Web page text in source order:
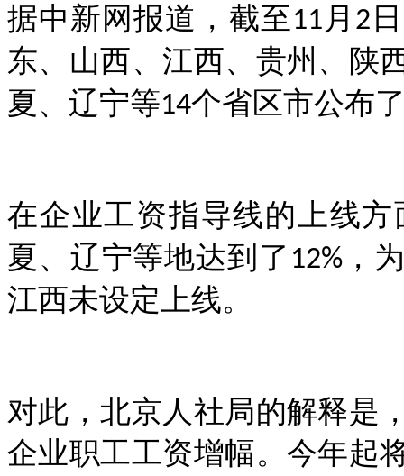
据中新网报道，截至11 月 2
东、山西、江西、贵州、陕
夏、辽宁等14个省区市公布
在企业工资指导线的上线
夏、辽宁等地达到了 12%，
江西未设定上线。
对此，北京人社局的解释是
企业职工工资增幅。今年起